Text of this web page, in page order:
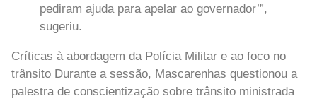
pediram ajuda para apelar ao governador’”,
sugeriu.
Críticas à abordagem da Polícia Militar e ao foco no
trânsito Durante a sessão, Mascarenhas questionou a
palestra de conscientização sobre trânsito ministrada